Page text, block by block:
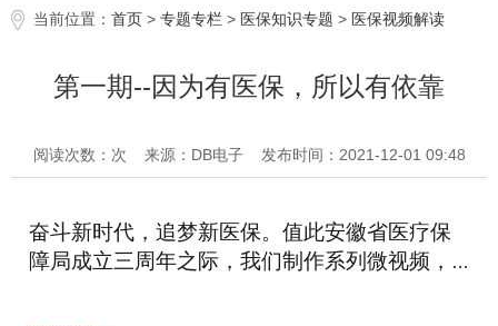
当前位置： 首页 > 专题专栏 > 医保知识专题 > 医保视频解读
第一期--因为有医保，所以有依靠
阅读次数：次 来源：DB电子 发布时间：2021-12-01 09:48
奋斗新时代，追梦新医保。值此安徽省医疗保
障局成立三周年之际，我们制作系列微视频，